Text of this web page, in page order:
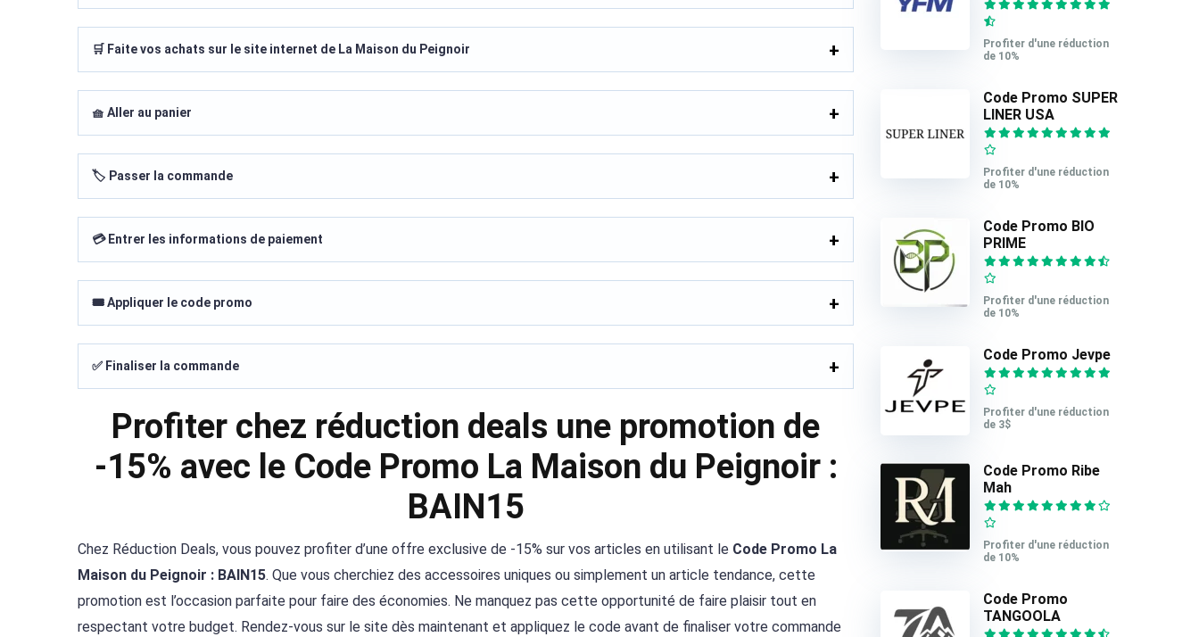
🛒 Faite vos achats sur le site internet de La Maison du Peignoir
🧺 Aller au panier
🏷️ Passer la commande
💳 Entrer les informations de paiement
🎟️ Appliquer le code promo
✅ Finaliser la commande
Profiter chez réduction deals une promotion de
-15% avec le Code Promo La Maison du Peignoir :
BAIN15
Chez Réduction Deals, vous pouvez profiter d’une offre exclusive de -15% sur vos articles en utilisant le Code Promo La
Maison du Peignoir : BAIN15. Que vous cherchiez des accessoires uniques ou simplement un article tendance, cette
promotion est l’occasion parfaite pour faire des économies. Ne manquez pas cette opportunité de faire plaisir tout en
respectant votre budget. Rendez-vous sur le site dès maintenant et appliquez le code avant de finaliser votre commande
Profiter d'une réduction
de 10%
Code Promo SUPER
LINER USA
Profiter d'une réduction
de 10%
Code Promo BIO
PRIME
Profiter d'une réduction
de 10%
Code Promo Jevpe
Profiter d'une réduction
de 3$
Code Promo Ribe
Mah
Profiter d'une réduction
de 10%
Code Promo
TANGOOLA